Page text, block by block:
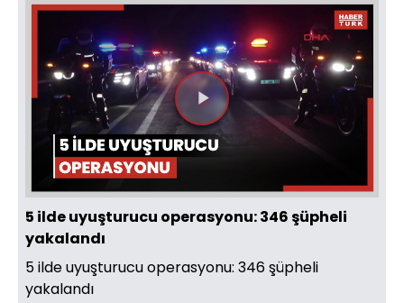
Videoyu
Oynat
5 ilde uyuşturucu operasyonu: 346 şüpheli
yakalandı
5 ilde uyuşturucu operasyonu: 346 şüpheli
yakalandı